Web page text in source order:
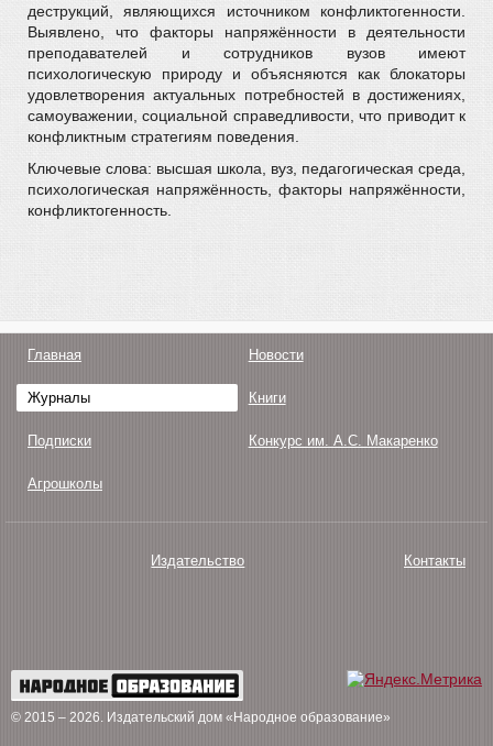
деструкций, являющихся источником конфликтогенности.
Выявлено, что факторы напряжённости в деятельности
преподавателей и сотрудников вузов имеют
психологическую природу и объясняются как блокаторы
удовлетворения актуальных потребностей в достижениях,
самоуважении, социальной справедливости, что приводит к
конфликтным стратегиям поведения.
Ключевые слова: высшая школа, вуз, педагогическая среда,
психологическая напряжённость, факторы напряжённости,
конфликтогенность.
Главная Новости
Журналы Книги
Подписки Конкурс им. А.С. Макаренко
Агрошколы
Издательство Контакты
© 2015 – 2026. Издательский дом «Народное образование»